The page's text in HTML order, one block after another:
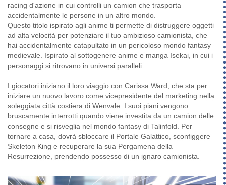
racing d'azione in cui controlli un camion che trasporta
accidentalmente le persone in un altro mondo.
Questo titolo ispirato agli anime ti permette di distruggere oggetti
ad alta velocità per potenziare il tuo ambizioso camionista, che
hai accidentalmente catapultato in un pericoloso mondo fantasy
medievale. Ispirato al sottogenere anime e manga Isekai, in cui i
personaggi si ritrovano in universi paralleli.
I giocatori iniziano il loro viaggio con Carissa Ward, che sta per
iniziare un nuovo lavoro come vicepresidente del marketing nella
soleggiata città costiera di Wenvale. I suoi piani vengono
bruscamente interrotti quando viene investita da un camion delle
consegne e si risveglia nel mondo fantasy di Talinfold. Per
tornare a casa, dovrà sbloccare il Portale Galattico, sconfiggere
Skeleton King e recuperare la sua Pergamena della
Resurrezione, prendendo possesso di un ignaro camionista.